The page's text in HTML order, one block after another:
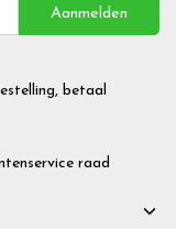
Aanmelden
betaal
raad